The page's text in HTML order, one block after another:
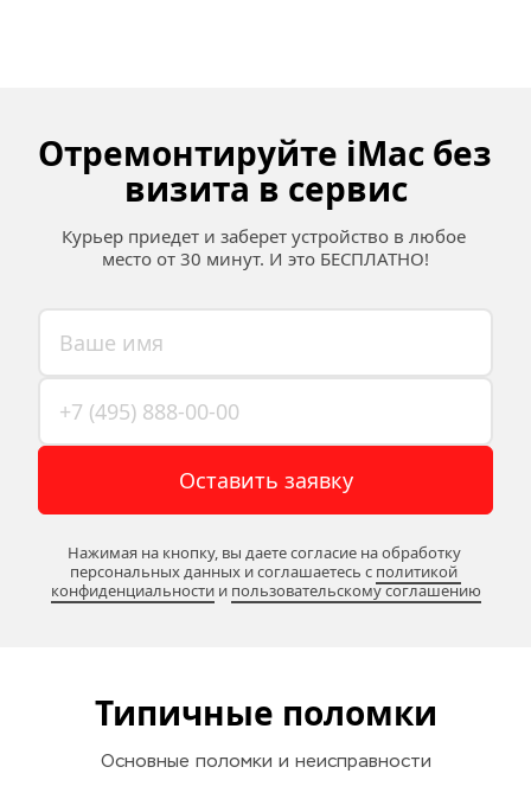
Отремонтируйте iMac без
визита в сервис
Курьер приедет и заберет устройство в любое
место от 30 минут. И это БЕСПЛАТНО!
Оставить заявку
Нажимая на кнопку, вы даете согласие на обработку
персональных данных и соглашаетесь c политикой
конфиденциальности и пользовательскому соглашению
Типичные поломки
Основные поломки и неисправности